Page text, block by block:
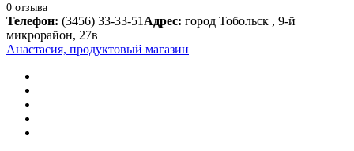
0 отзыва
Телефон: (3456) 33-33-51 Адрес: город Тобольск , 9-й
микрорайон, 27в
Анастасия, продуктовый магазин